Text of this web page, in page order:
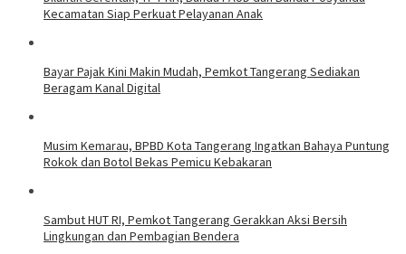
Kecamatan Siap Perkuat Pelayanan Anak
Bayar Pajak Kini Makin Mudah, Pemkot Tangerang Sediakan
Beragam Kanal Digital
Musim Kemarau, BPBD Kota Tangerang Ingatkan Bahaya Puntung
Rokok dan Botol Bekas Pemicu Kebakaran
Sambut HUT RI, Pemkot Tangerang Gerakkan Aksi Bersih
Lingkungan dan Pembagian Bendera